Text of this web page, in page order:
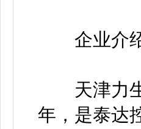
企业介
天津力生
年，是泰达